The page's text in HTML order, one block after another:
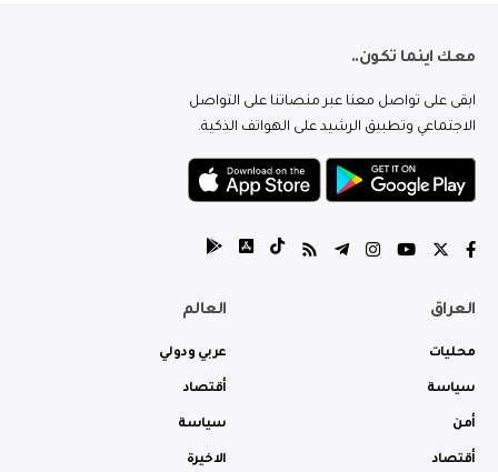
معك اينما تكون..
ابقى على تواصل معنا عبر منصاتنا على التواصل
الاجتماعي وتطبيق الرشيد على الهواتف الذكية.
العراق
محليات
سياسة
أمن
أقتصاد
العالم
عربي ودولي
أقتصاد
سياسة
الاخيرة